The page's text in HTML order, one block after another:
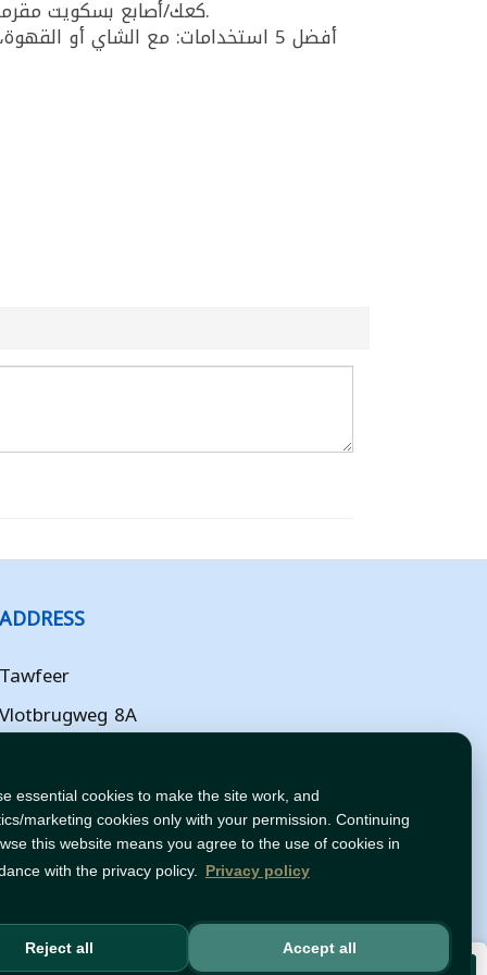
essential cookies to make the site work, and
marketing cookies only with your permission. Continuing
this website means you agree to the use of cookies in
with the privacy policy. Privacy policy
Reject all Accept all
كعك/أصابع بسكويت مقرمشة مغطاة بالسمسم بنكهة الحليب مع جوز الهند من داماسكو باكري (ميمو) بكيس 300غ وصناعة أوروبية.
أفضل 5 استخدامات: مع الشاي أو
ADDRESS
Tawfeer
Vlotbrugweg 8A
Flevoland
NL